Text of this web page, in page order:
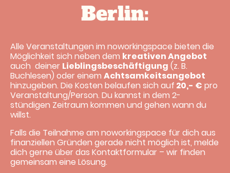
Berlin:
Alle Veranstaltungen im noworkingspace bieten die
Möglichkeit sich neben dem kreativen Angebot
auch deiner Lieblingsbeschäftigung (z. B.
Buchlesen) oder einem Achtsamkeitsangebot
hinzugeben. Die Kosten belaufen sich auf 20,- € pro
Veranstaltung/Person. Du kannst in dem 2-
stündigen Zeitraum kommen und gehen wann du
willst.
Falls die Teilnahme am noworkingspace für dich aus
finanziellen Gründen gerade nicht möglich ist, melde
dich gerne über das Kontaktformular – wir finden
gemeinsam eine Lösung.